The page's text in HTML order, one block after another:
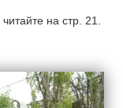
на стр. 21.